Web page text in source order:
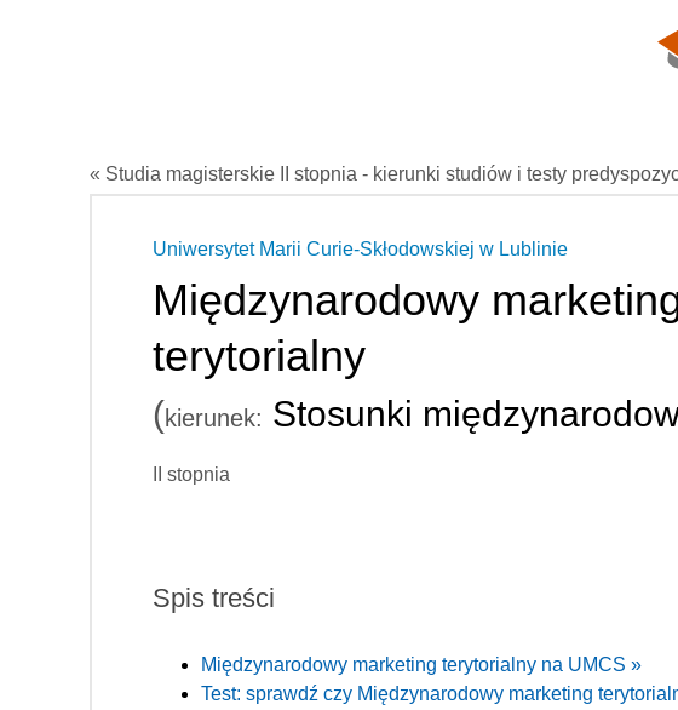
« Studia magisterskie II stopnia - kierunki studiów i testy
Uniwersytet Marii Curie-Skłodowskiej w Lublinie
Międzynarodowy
terytorialny
(kierunek: Stosunki
II stopnia
Spis treści
Międzynarodowy marketing terytorialny na UMCS »
Test: sprawdź czy Międzynarodowy marketing